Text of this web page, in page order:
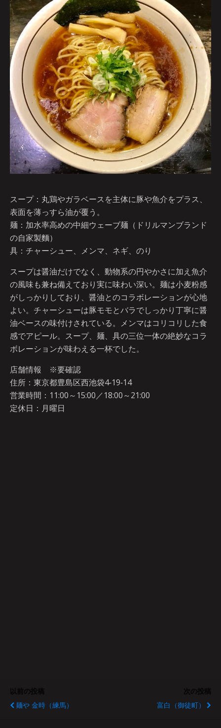
スープ：丸鶏やガラベースを主体に豚や魚介をプラス、
表面を薄っすら油が覆う。
麺：加水率高めの中細ウェーブ麺（ドリルマンブランド
の自家製麵）
具：チャーシュー、メンマ、ネギ、のり
スープは醤油だけでなく、動物系の円やかさに加え魚介
の風味も兼ね備えており実に味わい深い。麺は小麦粉感
がしっかりしており、醤油とのコラボレーションが心地
よい。チャーシューは豚モモとバラでしっかり丁寧に醤
油ベースの味付けされている。メンマはコリコリした食
感でアピール。スープ、麺、具の三位一体の絶妙なコラ
ボレーションが味わえる一杯でした。
店舗情報 ※要確認
住所：東京都豊島区西池袋4‐19‐14
営業時間：11:00～15:00／18:00～21:00
定休日：月曜日
麺や 金時（練馬）
富白（御徒町）